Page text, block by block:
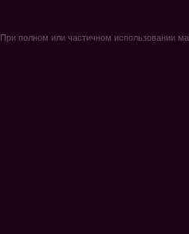
При полном или частичном использовании